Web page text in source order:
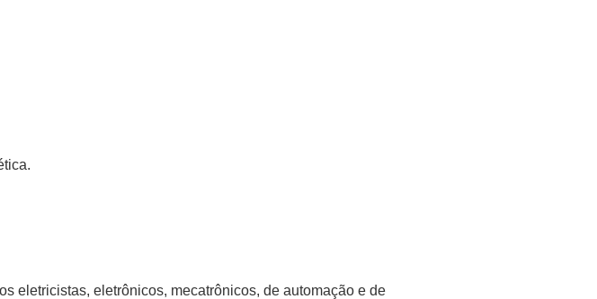
eletricistas, eletrônicos, mecatrônicos, de automação e de